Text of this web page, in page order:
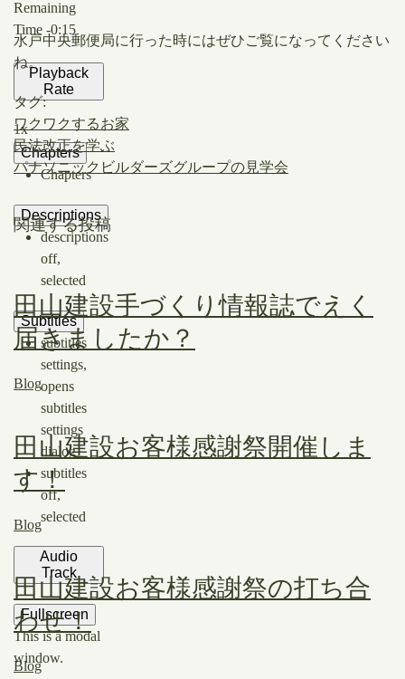
Remaining
Time -0:15
Playback
Rate
1x
Chapters
Chapters
Descriptions
descriptions
off,
selected
Subtitles
subtitles
settings,
opens
subtitles
settings
dialog
subtitles
off,
selected
Audio
Track
Fullscreen
This is a modal
window.
水戸中央郵便局に行った時にはぜひご覧になってください
ね。
タグ:
ワクワクするお家
民法改正を学ぶ
パナソニックビルダーズグループの見学会
関連する投稿
田山建設手づくり情報誌でえく
届きましたか？
Blog
田山建設お客様感謝祭開催しま
す！
Blog
田山建設お客様感謝祭の打ち合
わせ！
Blog